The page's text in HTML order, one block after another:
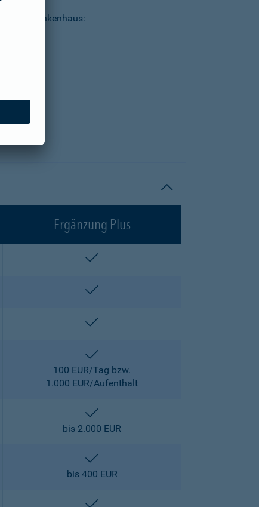
im Krankenhaus:
Ergänzung Plus
100 EUR/Tag bzw.
1.000 EUR/Aufenthalt
bis 2.000 EUR
bis 400 EUR